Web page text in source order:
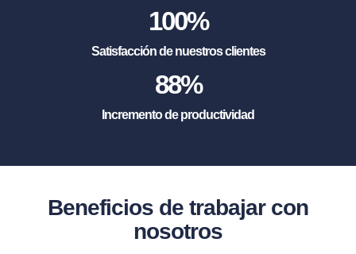
100%
Satisfacción de nuestros clientes
88%
Incremento de productividad
Beneficios de trabajar con
nosotros